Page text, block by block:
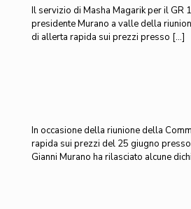
Il servizio di Masha Magarik per il GR
presidente Murano a valle della
di allerta rapida sui prezzi presso […]
In occasione della riunione della
rapida sui prezzi del 25 giugno
Gianni Murano ha rilasciato alcune